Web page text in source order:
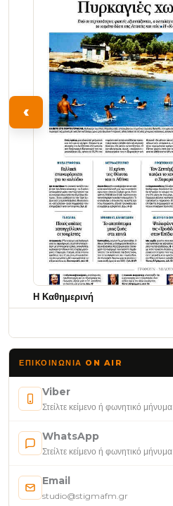
‹
Η Καθημερινή
ΕΠΙΚΟΙΝΩΝΊΑ ON AIR
Viber
Στείλτε κείμενο ή φωνητικό μήνυμα
WhatsApp
Στείλτε κείμενο ή φωνητικό μήνυμα
Email
studio@stigmafm.gr